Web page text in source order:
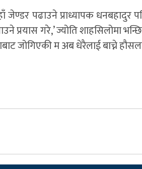
जेण्डर पढाउने प्राध्यापक धनबहादुर
गरे,’ ज्योति शाहसिलोमा
जोगिएकी म अब धेरैलाई बाच्ने